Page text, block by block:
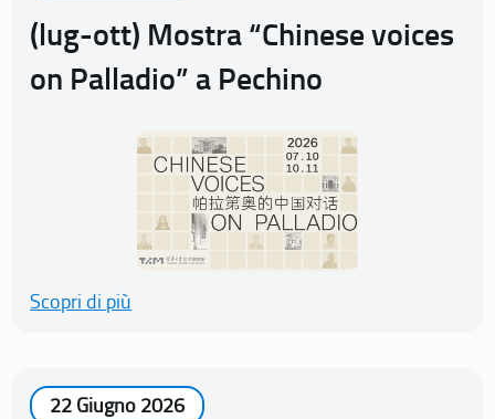
(lug-ott) Mostra “Chinese voices
on Palladio” a Pechino
Scopri di più
22 Giugno 2026